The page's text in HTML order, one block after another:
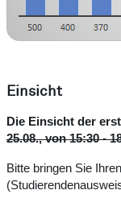
Einsicht
Die Einsicht der
25.08., von 15:30 -
Bitte bringen Sie